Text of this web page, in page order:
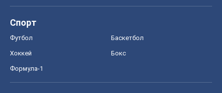
Спорт
Футбол Баскетбол
Хоккей Бокс
Формула-1